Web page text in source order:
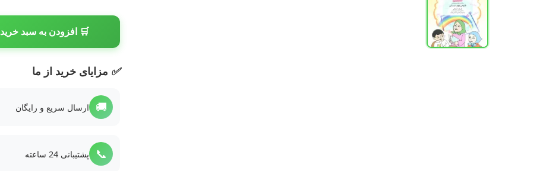
🛒 افزودن به سبد خرید
✅ مزایای خرید از ما
🚚 ارسال سریع و رایگان
📞 پشتیبانی 24 ساعته